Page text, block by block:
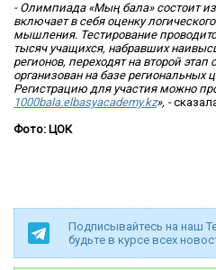
- Олимпиада «Мың бала» состоит
включает в себя оценку
мышления. Тестирование
тысяч учащихся, набравших
регионов, переходят на второй
организован на базе региональных
Регистрацию для участия можно
1000bala.elbasyacademy.kz», -
Фото: ЦОК
Подписывайтесь на наш
будьте в курсе всех